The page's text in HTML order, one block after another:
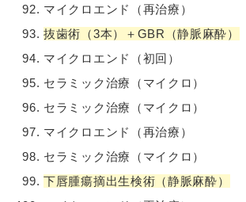
マイクロエンド（再治療）
抜歯術（3本）＋GBR（静脈麻酔）
マイクロエンド（初回）
セラミック治療（マイクロ）
セラミック治療（マイクロ）
マイクロエンド（再治療）
セラミック治療（マイクロ）
下唇腫瘍摘出生検術（静脈麻酔）